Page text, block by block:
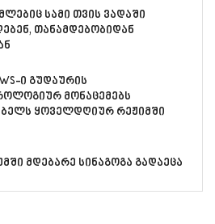
სამი თვის ვადაში
თანამდებობიდან
ი გუდაურის
მონაცემებს
ყოველდღიურ რეჟიმში
მდებარე სინაგოგა გადაეცა